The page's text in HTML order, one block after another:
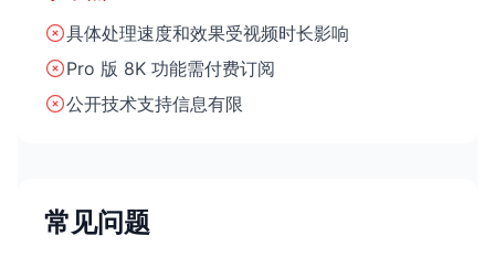
具体处理速度和效果受视频时长影响
Pro 版 8K 功能需付费订阅
公开技术支持信息有限
常见问题